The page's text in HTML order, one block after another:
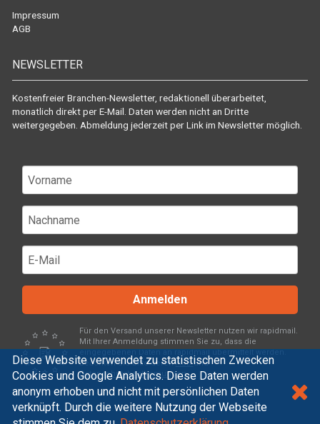
Diese Website verwendet zu statistischen Zwecken
Cookies und Google Analytics. Diese Daten werden
anonym erhoben und nicht mit persönlichen Daten
verknüpft. Durch die weitere Nutzung der Webseite
Impressum
AGB
NEWSLETTER
Kostenfreier Branchen-Newsletter, redaktionell überarbeitet,
monatlich direkt per E-Mail. Daten werden nicht an Dritte
weitergegeben. Abmeldung jederzeit per Link im Newsletter möglich.
Anmelden
Für den Versand unserer Newsletter nutzen wir rapidmail.
Mit Ihrer Anmeldung stimmen Sie zu, dass die
eingegebenen Daten an rapidmail übermittelt werden.
Beachten Sie bitte derenAGBund
Datenschutzbestimmungen.